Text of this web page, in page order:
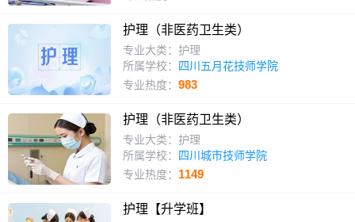
护理（非医药卫生类）
专业大类：护理
所属学校：
四川五月花技师学院
专业热度： 983
护理（非医药卫生类）
专业大类：护理
所属学校：
四川城市技师学院
专业热度： 1149
护理【升学班】